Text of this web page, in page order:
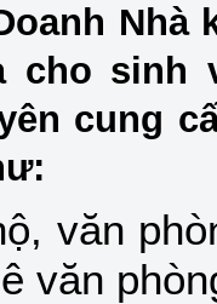
cho sinh
cung
văn
văn